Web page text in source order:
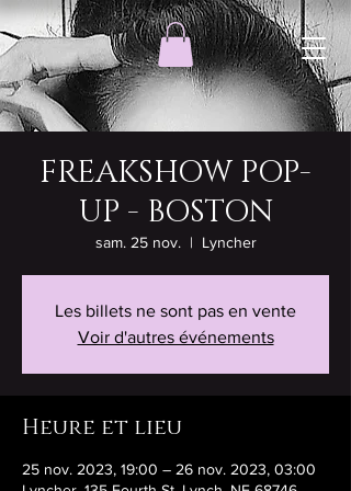
FREAKSHOW POP-
UP - BOSTON
sam. 25 nov.
  |
Lyncher
Les billets ne sont pas en vente
Voir d'autres événements
Heure et lieu
25 nov. 2023, 19:00 – 26 nov. 2023, 03:00